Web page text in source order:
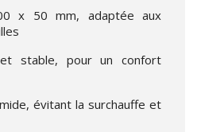
x 50 mm, adaptée aux
stable, pour un confort
évitant la surchauffe et